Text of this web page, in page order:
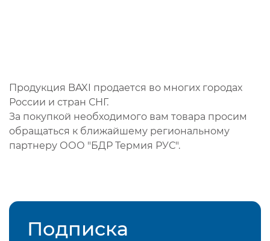
Продукция BAXI продается во многих городах
России и стран СНГ.
За покупкой необходимого вам товара просим
обращаться к ближайшему региональному
партнеру ООО "БДР Термия РУС".
Подписка